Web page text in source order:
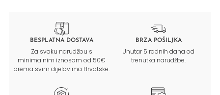
BESPLATNA DOSTAVA
Za svaku narudžbu s
minimalnim iznosom od 50€
prema svim dijelovima Hrvatske.
BRZA POŠILJKA
Unutar 5 radnih dana od
trenutka narudžbe.